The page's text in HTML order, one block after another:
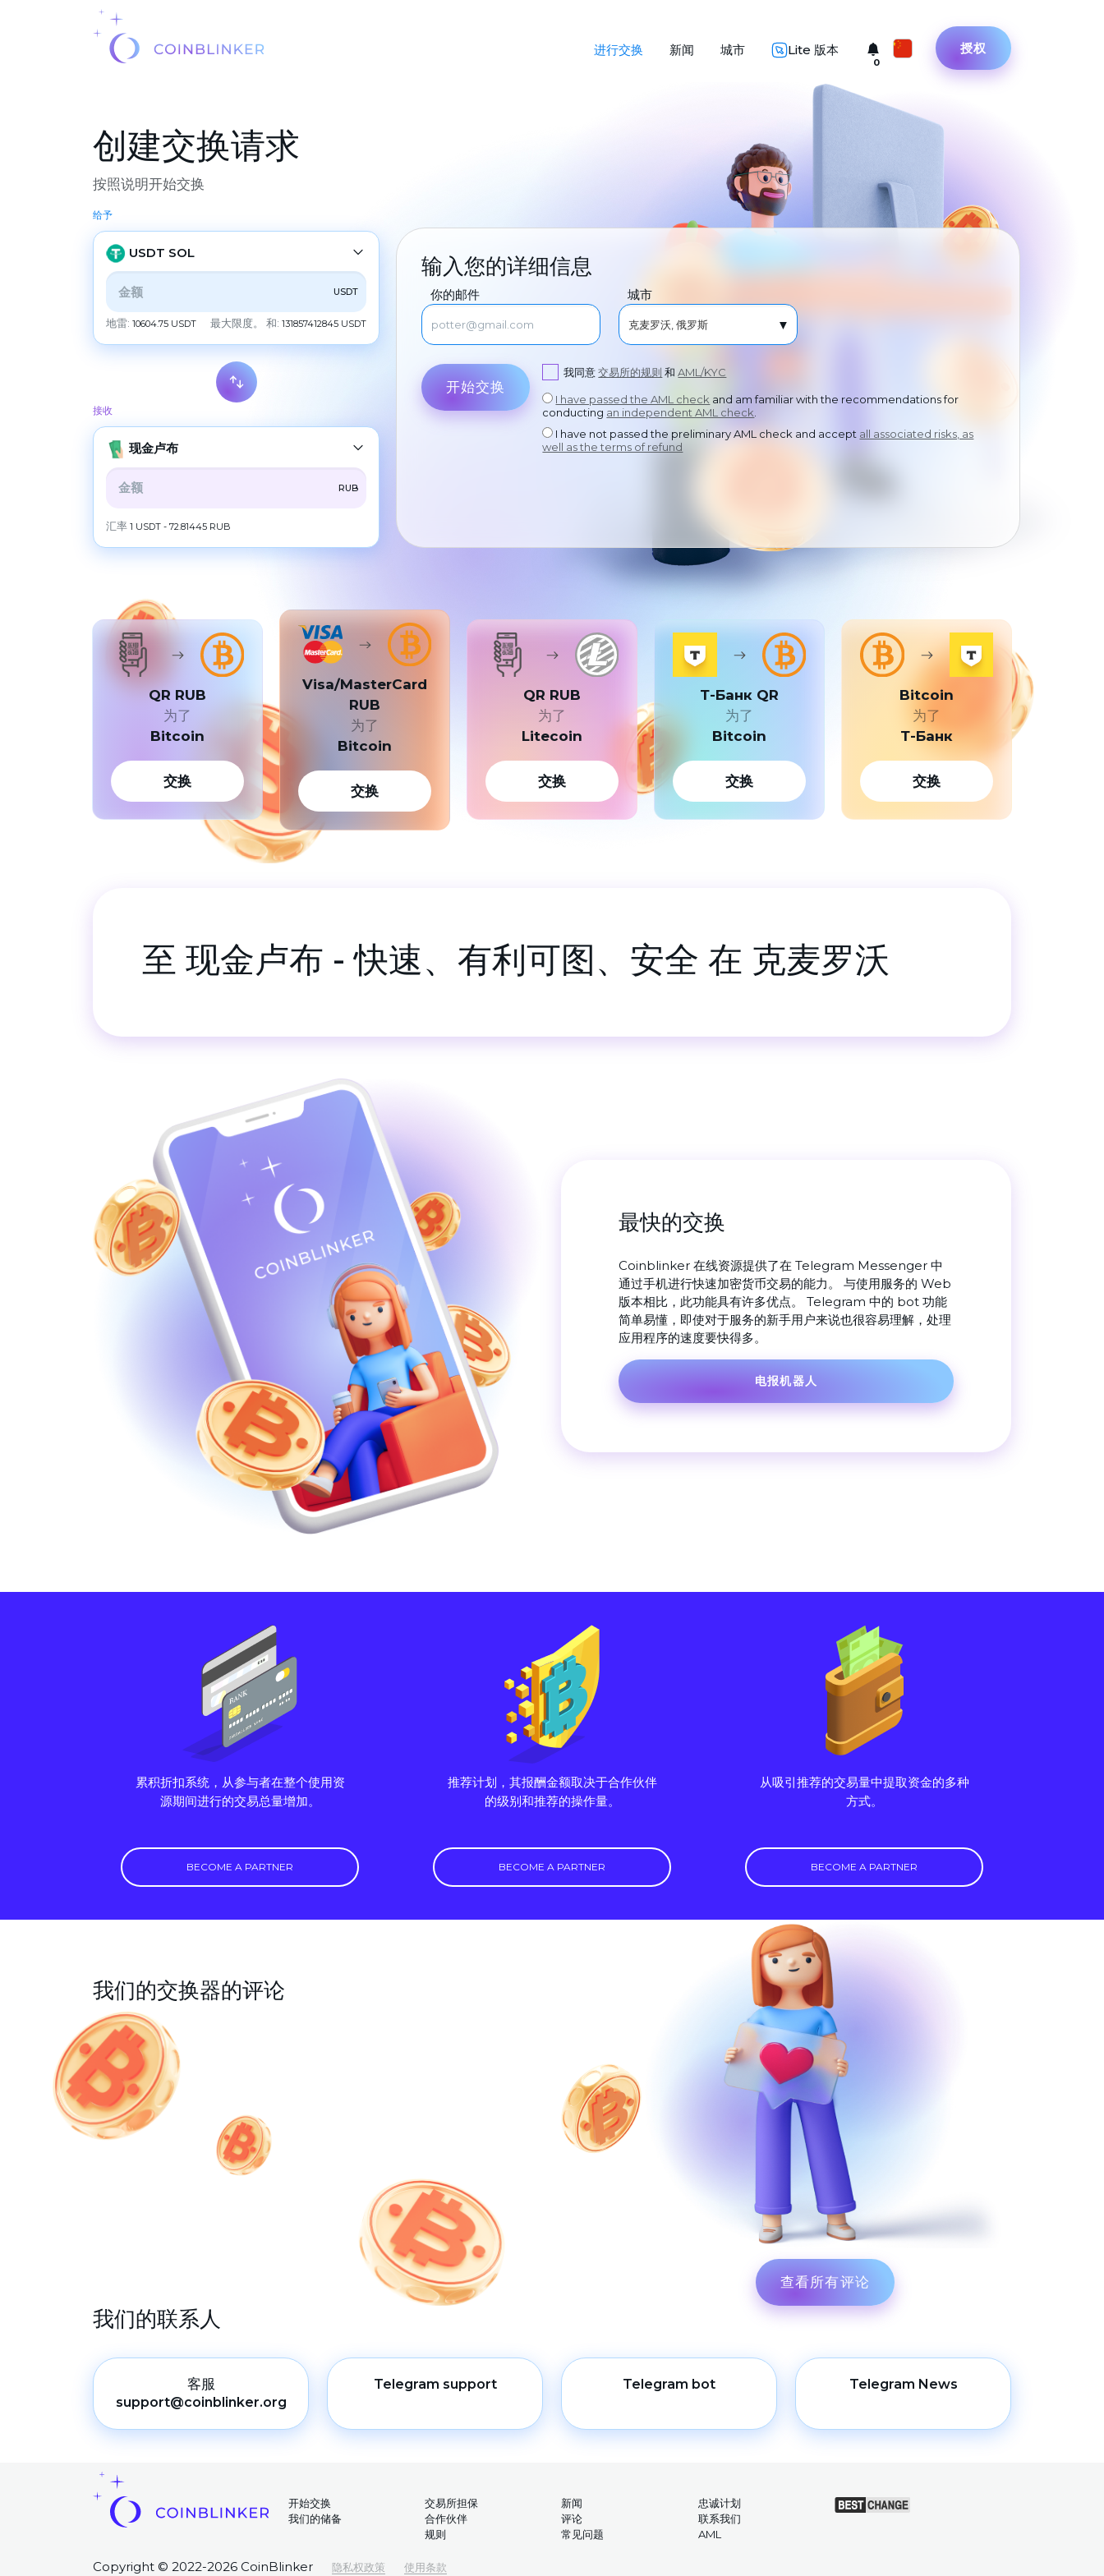
进行交换 新闻 城市 Lite 版本
0
Eesti
Español
授权
创建交换请求
按照说明开始交换
给予
USDT SOL
全部 BALANCE
CHECK CASH
Monero
Ethereum ETH
ZCash
Tron
POL
Solana
Cardano (ADA)
Ripple XRP
DASH
GRAM
Bitcoin Cash BCH
BNB
USDT SOL USDT
USDT
地雷:10604.75 USDT 最大限度。 和: 131857412845 USDT
接收
现金卢布
全部 BALANCE
CHECK
Cash USD
Cash EUR EURCASH
现金尝试 TRY
RUB
汇率1 USDT - 72.81445 RUB
输入您的详细信息
你的邮件 城市
开始交换
我同意交易所的规则 和AML/KYC
I have passed the AML check and am familiar with the recommendations for
conducting an independent AML check
I have not passed the preliminary AML check and accept all associated risks, as
well as the terms of refund
QR RUB
为了
Bitcoin
交换
Visa/MasterCard
RUB
为了
Bitcoin
交换
QR RUB
为了
Litecoin
交换
Т-Банк QR
为了
Bitcoin
交换
Bitcoin
为了
Т-Банк
交换
至 现金卢布 - 快速、有利可图、安全 在 克麦罗沃
最快的交换
Coinblinker 在线资源提供了在 Telegram Messenger 中
通过手机进行快速加密货币交易的能力。 与使用服务的 Web
版本相比，此功能具有许多优点。 Telegram 中的 bot 功能
简单易懂，即使对于服务的新手用户来说也很容易理解，处理
应用程序的速度要快得多。
电报机器人
累积折扣系统，从参与者在整个使用资
源期间进行的交易总量增加。
BECOME A PARTNER
推荐计划，其报酬金额取决于合作伙伴
的级别和推荐的操作量。
BECOME A PARTNER
从吸引推荐的交易量中提取资金的多种
方式。
BECOME A PARTNER
我们的交换器的评论
查看所有评论
我们的联系人
客服
support@coinblinker.org
Telegram support Telegram bot Telegram News
开始交换
我们的储备
交易所担保
合作伙伴
规则
新闻
评论
常见问题
忠诚计划
联系我们
AML
Copyright © 2022-2026 CoinBlinker 隐私权政策 使用条款